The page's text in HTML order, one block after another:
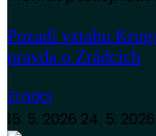
Pozadí vztahu
pravda o Zrádcích
Zradci
15. 5. 2026 24. 5. 2026